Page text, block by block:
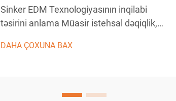
Sinker EDM Texnologiyasının inqilabi
təsirini anlama Müasir istehsal dəqiqlik,
problemlərinə innovativ həllər tələb edir.
texnologiya, böyük rol oynayan bir metod
DAHA ÇOXUNA BAX